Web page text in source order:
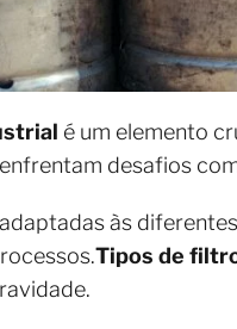
é um elemento
desafios
às
Tipos de